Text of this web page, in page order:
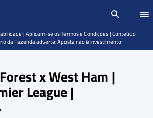
x West Ham |
League |
| Aplicam-se os Termos e Condições | Conteúdo
da Fazenda adverte: Aposta não é investimento